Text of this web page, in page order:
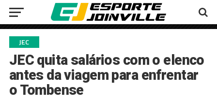
JEC
JEC quita salários com o elenco
antes da viagem para enfrentar
o Tombense